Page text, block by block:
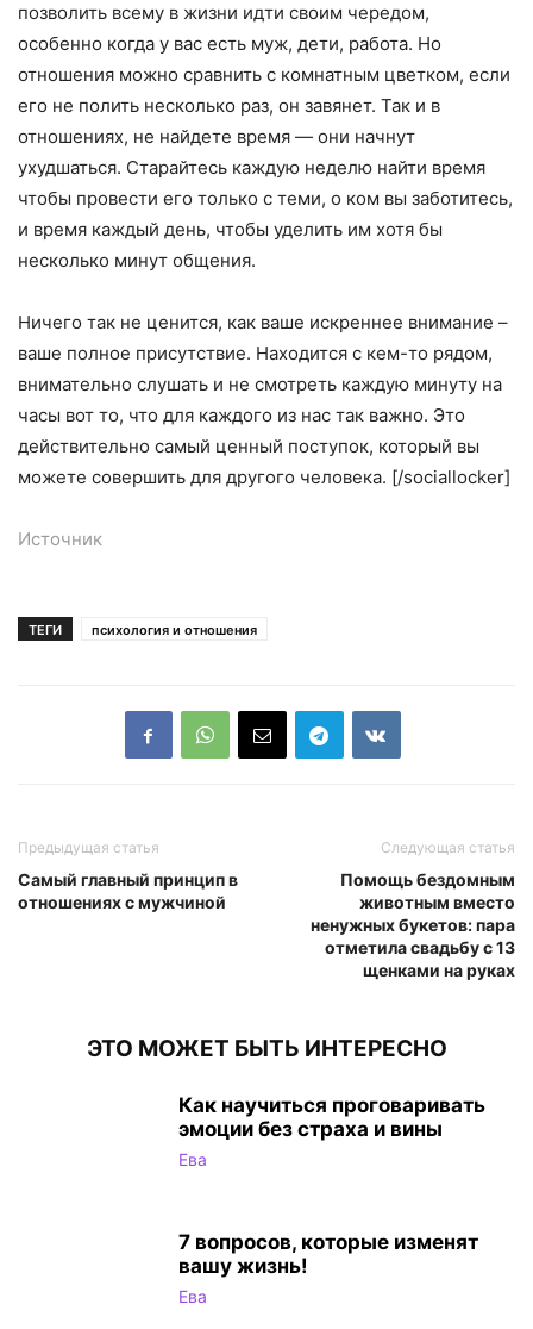
позволить всему в жизни идти своим чередом,
особенно когда у вас есть муж, дети, работа. Но
отношения можно сравнить с комнатным цветком, если
его не полить несколько раз, он завянет. Так и в
отношениях, не найдете время — они начнут
ухудшаться. Старайтесь каждую неделю найти время
чтобы провести его только с теми, о ком вы заботитесь,
и время каждый день, чтобы уделить им хотя бы
несколько минут общения.
Ничего так не ценится, как ваше искреннее внимание –
ваше полное присутствие. Находится с кем-то рядом,
внимательно слушать и не смотреть каждую минуту на
часы вот то, что для каждого из нас так важно. Это
действительно самый ценный поступок, который вы
можете совершить для другого человека. [/sociallocker]
Источник
ТЕГИ психология и отношения
Предыдущая статья
Самый главный принцип в
отношениях с мужчиной
Следующая статья
Помощь бездомным
животным вместо
ненужных букетов: пара
отметила свадьбу с 13
щенками на руках
ЭТО МОЖЕТ БЫТЬ ИНТЕРЕСНО
Как научиться проговаривать
эмоции без страха и вины
Ева
7 вопросов, которые изменят
вашу жизнь!
Ева